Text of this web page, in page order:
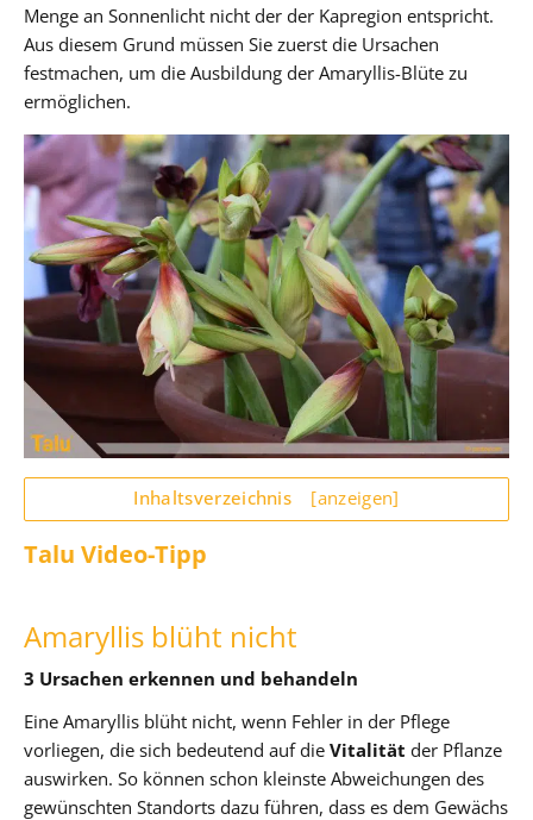
Menge an Sonnenlicht nicht der der Kapregion entspricht.
Aus diesem Grund müssen Sie zuerst die Ursachen
festmachen, um die Ausbildung der Amaryllis-Blüte zu
ermöglichen.
Inhaltsverzeichnis [anzeigen]
Talu Video-Tipp
Amaryllis blüht nicht
3 Ursachen erkennen und behandeln
Eine Amaryllis blüht nicht, wenn Fehler in der Pflege
vorliegen, die sich bedeutend auf die Vitalität der Pflanze
auswirken. So können schon kleinste Abweichungen des
gewünschten Standorts dazu führen, dass es dem Gewächs